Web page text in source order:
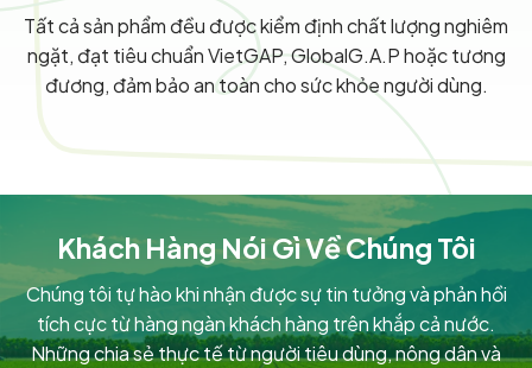
Tất cả sản phẩm đều được kiểm định chất lượng nghiêm
ngặt, đạt tiêu chuẩn VietGAP, GlobalG.A.P hoặc tương
đương, đảm bảo an toàn cho sức khỏe người dùng.
Khách Hàng Nói Gì Về Chúng Tôi
Chúng tôi tự hào khi nhận được sự tin tưởng và phản hồi
tích cực từ hàng ngàn khách hàng trên khắp cả nước.
Những chia sẻ thực tế từ người tiêu dùng, nông dân và